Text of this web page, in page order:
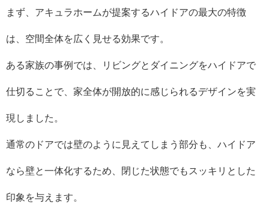
まず、アキュラホームが提案するハイドアの最大の特徴
は、空間全体を広く見せる効果です。
ある家族の事例では、リビングとダイニングをハイドアで
仕切ることで、家全体が開放的に感じられるデザインを実
現しました。
通常のドアでは壁のように見えてしまう部分も、ハイドア
なら壁と一体化するため、閉じた状態でもスッキリとした
印象を与えます。